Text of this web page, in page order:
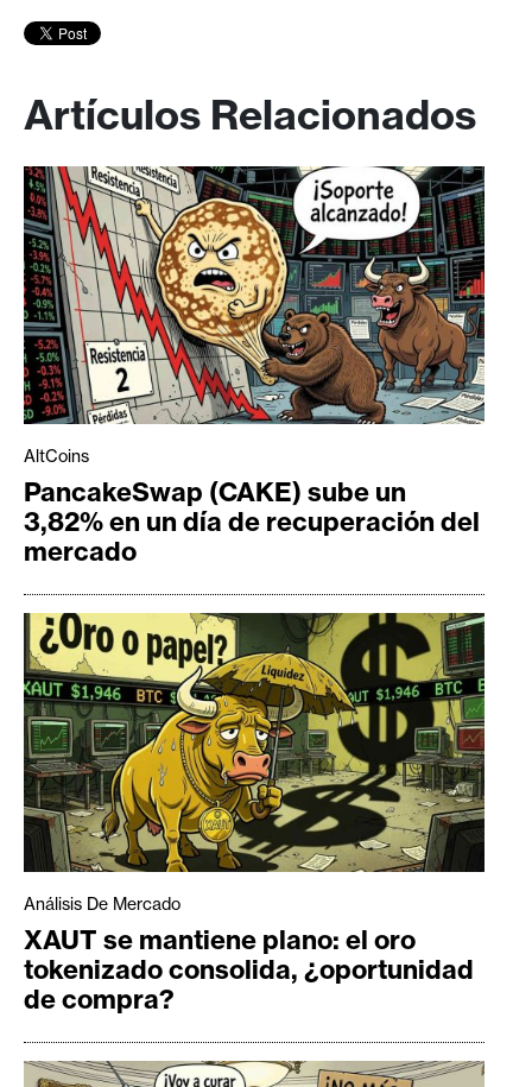
Artículos Relacionados
AltCoins
PancakeSwap (CAKE) sube un
3,82% en un día de recuperación del
mercado
Análisis De Mercado
XAUT se mantiene plano: el oro
tokenizado consolida, ¿oportunidad
de compra?